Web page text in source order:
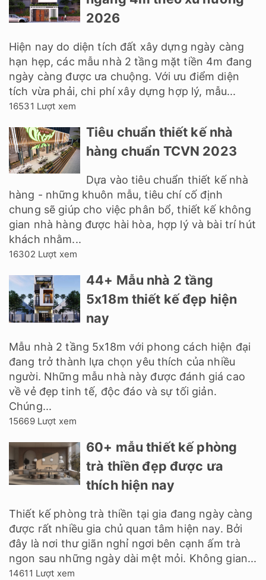
2026
Hiện nay do diện tích đất xây dựng ngày càng
hạn hẹp, các mẫu nhà 2 tầng mặt tiền 4m đang
ngày càng được ưa chuộng. Với ưu điểm diện
tích vừa phải, chi phí xây dựng hợp lý, mẫu...
16531 Lượt xem
Tiêu chuẩn thiết kế nhà
hàng chuẩn TCVN 2023
Dựa vào tiêu chuẩn thiết kế nhà
hàng - những khuôn mẫu, tiêu chí cố định
chung sẽ giúp cho việc phân bổ, thiết kế không
gian nhà hàng được hài hòa, hợp lý và bài trí hút
khách nhằm...
16302 Lượt xem
44+ Mẫu nhà 2 tầng
5x18m thiết kế đẹp hiện
nay
Mẫu nhà 2 tầng 5x18m với phong cách hiện đại
đang trở thành lựa chọn yêu thích của nhiều
người. Những mẫu nhà này được đánh giá cao
về vẻ đẹp tinh tế, độc đáo và sự tối giản.
Chúng...
15669 Lượt xem
60+ mẫu thiết kế phòng
trà thiền đẹp được ưa
thích hiện nay
Thiết kế phòng trà thiền tại gia đang ngày càng
được rất nhiều gia chủ quan tâm hiện nay. Bởi
đây là nơi thư giãn nghỉ ngơi bên cạnh ấm trà
ngon sau những ngày dài mệt mỏi. Không gian...
14611 Lượt xem